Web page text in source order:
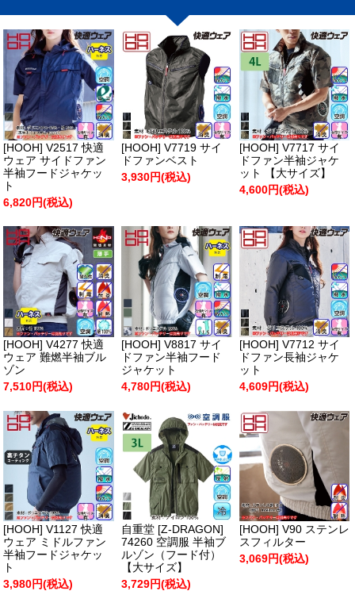
[HOOH] V2517 快適
ウェア サイドファン
半袖フードジャケッ
ト
6,820円(税込)
[HOOH] V7719 サイ
ドファンベスト
3,930円(税込)
[HOOH] V7717 サイ
ドファン半袖ジャケ
ット 【大サイズ】
4,600円(税込)
[HOOH] V4277 快適
ウェア 難燃半袖ブル
ゾン
7,510円(税込)
[HOOH] V8817 サイ
ドファン半袖フード
ジャケット
4,780円(税込)
[HOOH] V7712 サイ
ドファン長袖ジャケ
ット
4,609円(税込)
[HOOH] V1127 快適
ウェア ミドルファン
半袖フードジャケッ
ト
3,980円(税込)
自重堂 [Z-DRAGON]
74260 空調服 半袖ブ
ルゾン（フード付）
【大サイズ】
3,729円(税込)
[HOOH] V90 ステンレ
スフィルター
3,069円(税込)